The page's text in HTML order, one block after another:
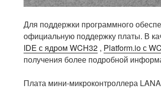
Для поддержки программного
официальную поддержку платы. В
IDE с ядром WCH32 , Platform.io с
получения более подробной
Плата мини-микроконтроллера